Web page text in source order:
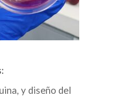
y diseño del